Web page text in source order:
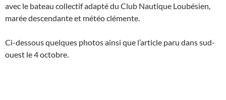
avec le bateau collectif adapté du Club Nautique Loubésien,
marée descendante et météo clémente.
Ci-dessous quelques photos ainsi que l’article paru dans sud-
ouest le 4 octobre.